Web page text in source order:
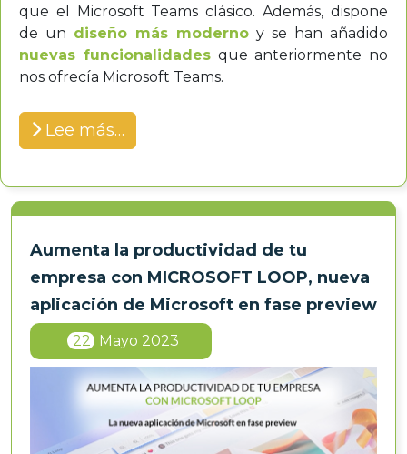
que el Microsoft Teams clásico. Además, dispone
de un diseño más moderno y se han añadido
nuevas funcionalidadesque anteriormente no
nos ofrecía Microsoft Teams.
Lee más…
Aumenta la productividad de tu
empresa con MICROSOFT LOOP, nueva
aplicación de Microsoft en fase preview
22 Mayo 2023